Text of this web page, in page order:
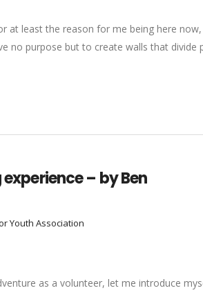
at least the reason for me being here
no purpose but to create walls that divide
– by Ben
Youth Association
as a volunteer, let me introduce